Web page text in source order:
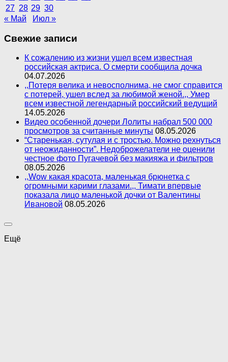
27 28 29 30
« Май
Июл »
Свежие записи
К сожалению из жизни ушел всем известная
российская актриса. О смерти сообщила дочка
04.07.2026
,,Потеря велика и невосполнима, не смог справится
с потерей, ушел вслед за любимой женой.,, Умер
всем известной легендарный российский ведущий
14.05.2026
Видео особенной дочери Лолиты набрал 500 000
просмотров за считанные минуты 08.05.2026
“Старенькая, сутулая и с тростью. Можно рехнуться
от неожиданности”. Недоброжелатели не оценили
честное фото Пугачевой без макияжа и фильтров
08.05.2026
,,Wow какая красота, маленькая брюнетка с
огромными карими глазами.,, Тимати впервые
показала лицо маленькой дочки от Валентины
Ивановой 08.05.2026
Ещё